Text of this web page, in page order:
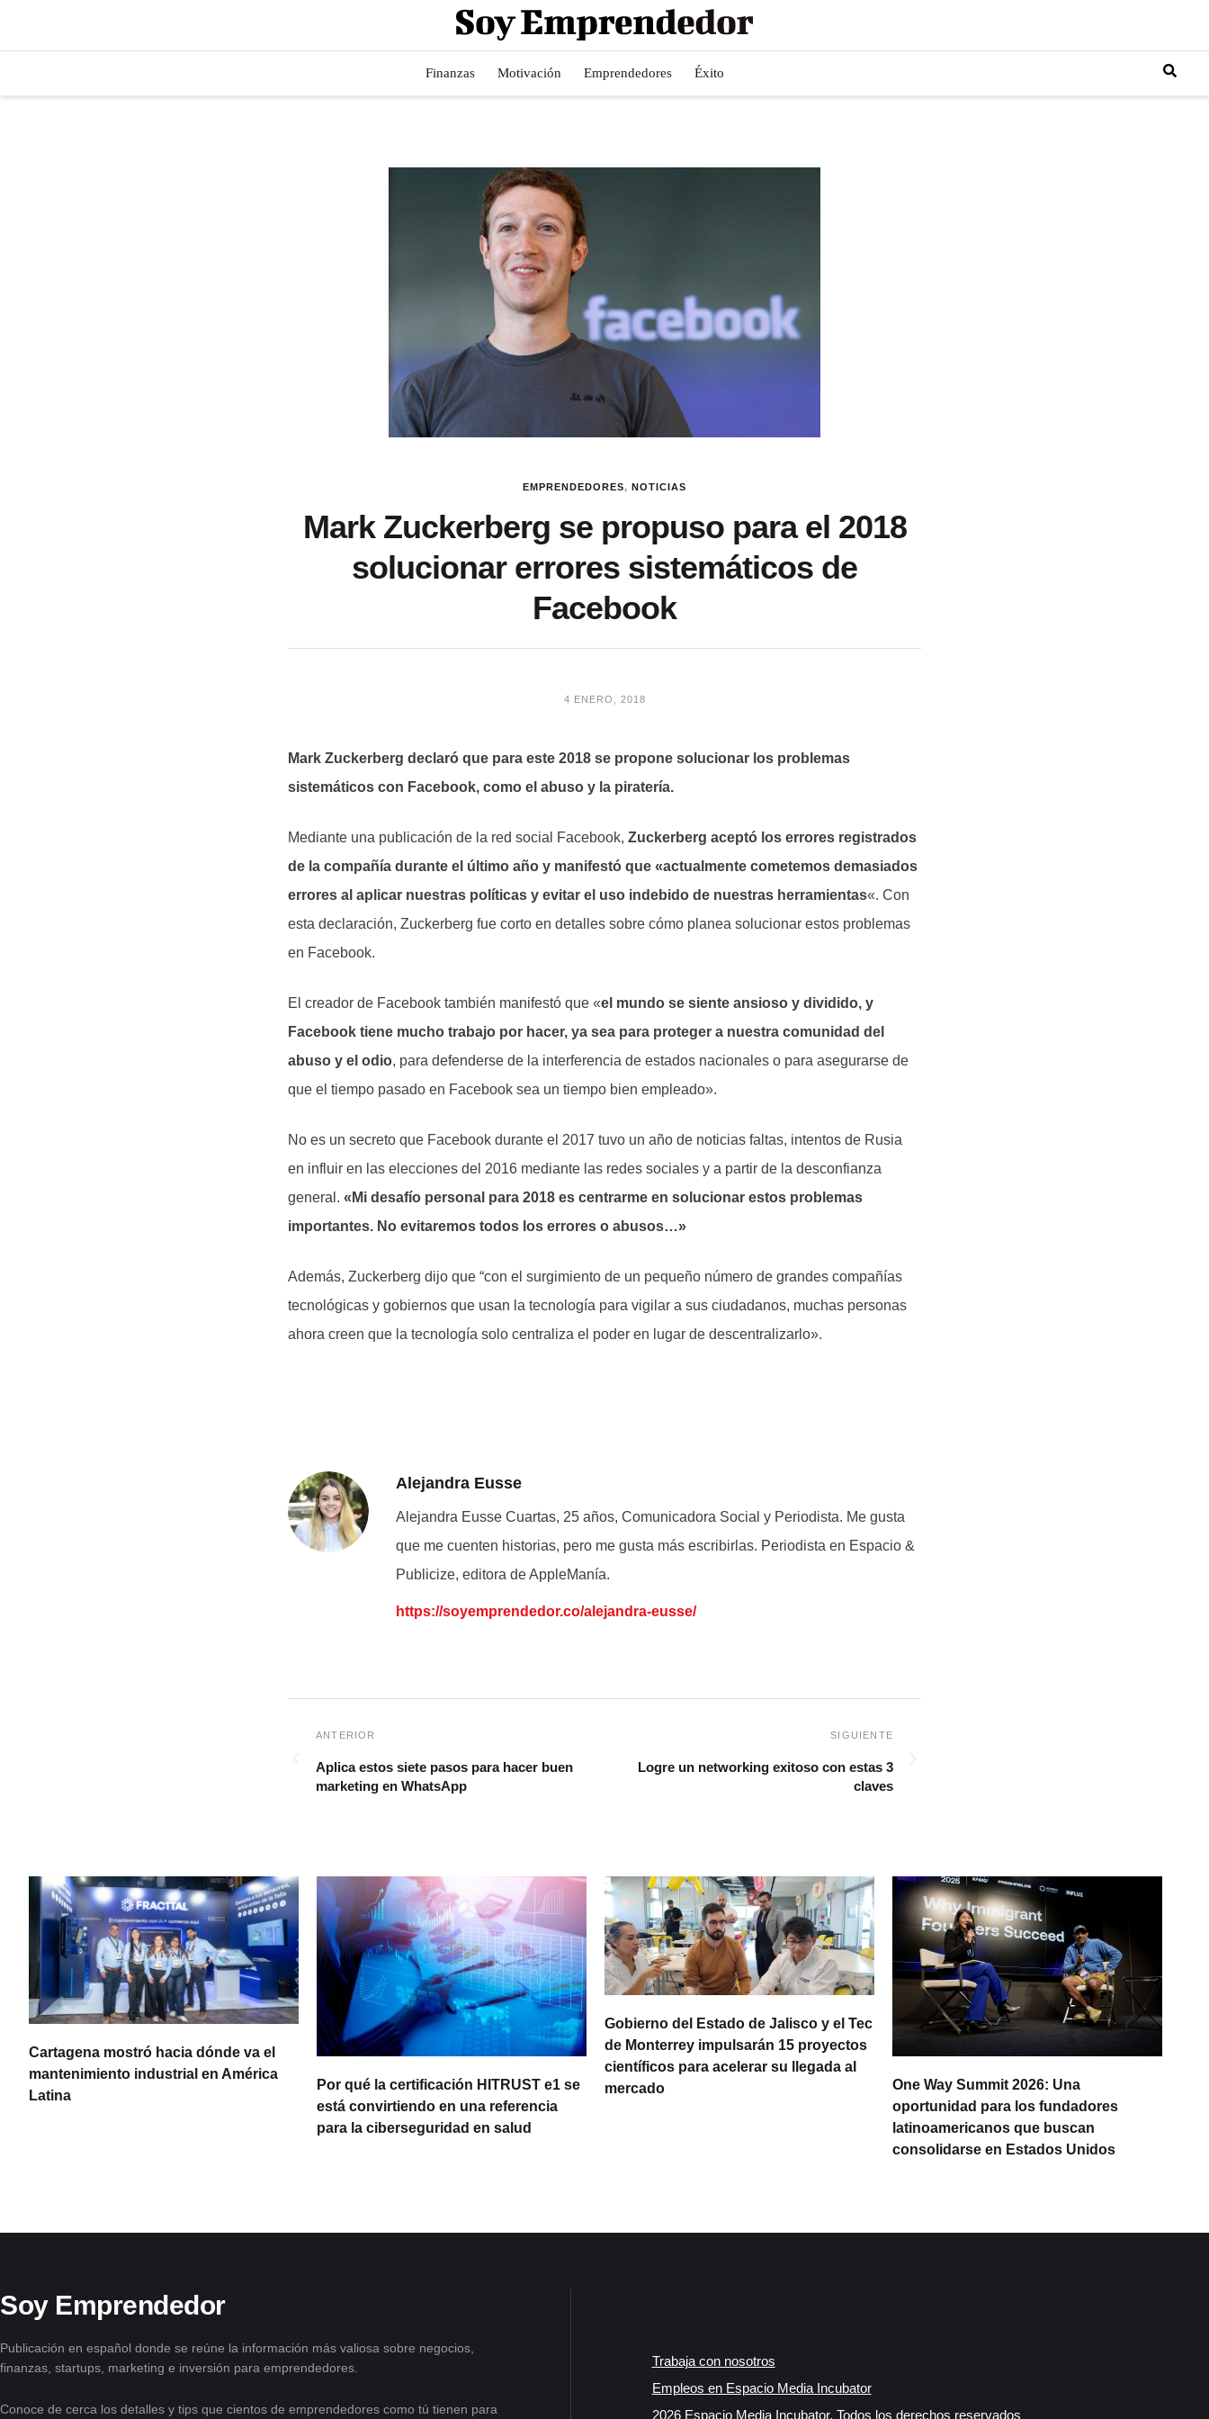
Finanzas Motivación Emprendedores Éxito
EMPRENDEDORES, NOTICIAS
Mark Zuckerberg se propuso para el 2018
solucionar errores sistemáticos de
Facebook
4 ENERO, 2018
Mark Zuckerberg declaró que para este 2018 se propone solucionar los problemas
sistemáticos con Facebook, como el abuso y la piratería.
Mediante una publicación de la red social Facebook, Zuckerberg aceptó los errores registrados
de la compañía durante el último año y manifestó que «actualmente cometemos demasiados
errores al aplicar nuestras políticas y evitar el uso indebido de nuestras herramientas«. Con
esta declaración, Zuckerberg fue corto en detalles sobre cómo planea solucionar estos problemas
en Facebook.
El creador de Facebook también manifestó que «el mundo se siente ansioso y dividido, y
Facebook tiene mucho trabajo por hacer, ya sea para proteger a nuestra comunidad del
abuso y el odio, para defenderse de la interferencia de estados nacionales o para asegurarse de
que el tiempo pasado en Facebook sea un tiempo bien empleado».
No es un secreto que Facebook durante el 2017 tuvo un año de noticias faltas, intentos de Rusia
en influir en las elecciones del 2016 mediante las redes sociales y a partir de la desconfianza
general. «Mi desafío personal para 2018 es centrarme en solucionar estos problemas
importantes. No evitaremos todos los errores o abusos…»
Además, Zuckerberg dijo que “con el surgimiento de un pequeño número de grandes compañías
tecnológicas y gobiernos que usan la tecnología para vigilar a sus ciudadanos, muchas personas
ahora creen que la tecnología solo centraliza el poder en lugar de descentralizarlo».
Alejandra Eusse
Alejandra Eusse Cuartas, 25 años, Comunicadora Social y Periodista. Me gusta
que me cuenten historias, pero me gusta más escribirlas. Periodista en Espacio &
Publicize, editora de AppleManía.
https://soyemprendedor.co/alejandra-eusse/
Aplica estos siete pasos para hacer buen
marketing en WhatsApp
Logre un networking exitoso con estas 3
claves
Cartagena mostró hacia dónde va el
mantenimiento industrial en América
Latina
Por qué la certificación HITRUST e1 se
está convirtiendo en una referencia
para la ciberseguridad en salud
Gobierno del Estado de Jalisco y el Tec
de Monterrey impulsarán 15 proyectos
científicos para acelerar su llegada al
mercado
One Way Summit 2026: Una
oportunidad para los fundadores
latinoamericanos que buscan
consolidarse en Estados Unidos
Soy Emprendedor
Publicación en español donde se reúne la información más valiosa sobre negocios,
finanzas, startups, marketing e inversión para emprendedores.
Conoce de cerca los detalles y tips que cientos de emprendedores como tú tienen para
Trabaja con nosotros
Empleos en Espacio Media Incubator
2026 Espacio Media Incubator, Todos los derechos reservados